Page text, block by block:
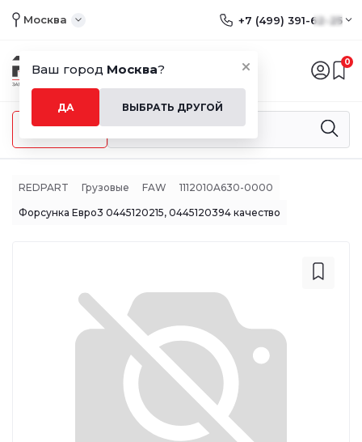
Ваш город Москва?
ДА ВЫБРАТЬ ДРУГОЙ
Москва +7 (499) 391-62-25
0
Меню
REDPART Грузовые FAW 1112010A630-0000
Форсунка Евро3 0445120215, 0445120394 качество